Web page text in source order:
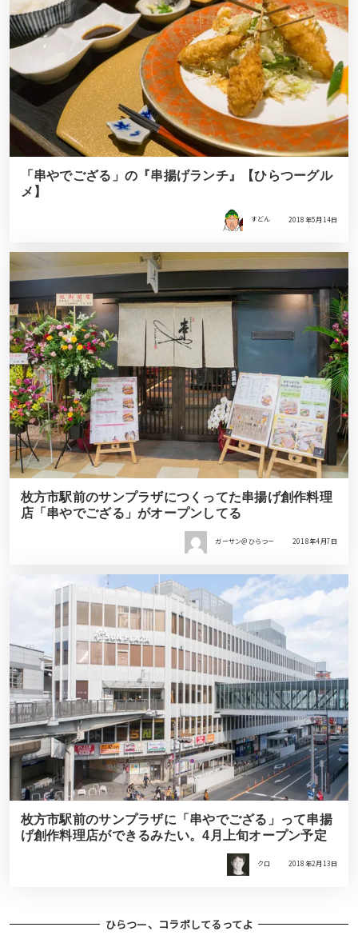
「串やでござる」の『串揚げランチ』【ひらつーグル
メ】
すどん 2018年5月14日
枚方市駅前のサンプラザにつくってた串揚げ創作料理
店「串やでござる」がオープンしてる
ガーサン＠ひらつー 2018年4月7日
枚方市駅前のサンプラザに「串やでござる」って串揚
げ創作料理店ができるみたい。4月上旬オープン予定
クロ 2018年2月13日
ひらつー、コラボしてるってよ